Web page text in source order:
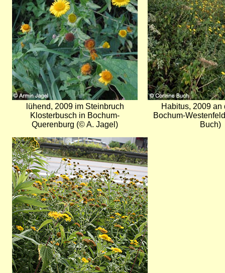
lühend, 2009 im Steinbruch
Klosterbusch in Bochum-
Querenburg (© A. Jagel)
Habitus, 2009 an
Bochum-
Buch)
Bild